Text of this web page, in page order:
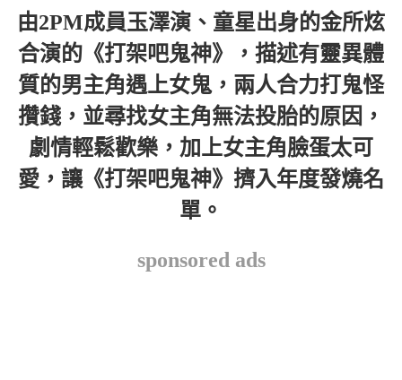
由2PM成員玉澤演、童星出身的金所炫
合演的《打架吧鬼神》，描述有靈異體
質的男主角遇上女鬼，兩人合力打鬼怪
攢錢，並尋找女主角無法投胎的原因，
劇情輕鬆歡樂，加上女主角臉蛋太可
愛，讓《打架吧鬼神》擠入年度發燒名
單。
sponsored ads